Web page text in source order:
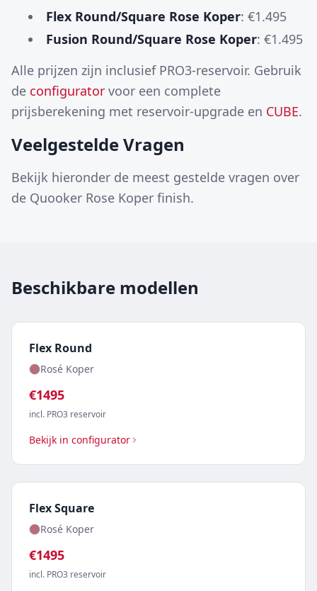
Flex Round/Square Rose Koper: €1.495
Fusion Round/Square Rose Koper: €1.495
Alle prijzen zijn inclusief PRO3-reservoir. Gebruik
de configurator voor een complete
prijsberekening met reservoir-upgrade en CUBE.
Veelgestelde Vragen
Bekijk hieronder de meest gestelde vragen over
de Quooker Rose Koper finish.
Beschikbare modellen
Flex Round
Rosé Koper
€1495
incl. PRO3 reservoir
Bekijk in configurator
Flex Square
Rosé Koper
€1495
incl. PRO3 reservoir